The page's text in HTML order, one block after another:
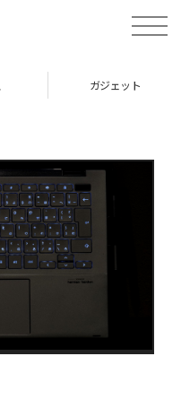
toggle
ガジェット